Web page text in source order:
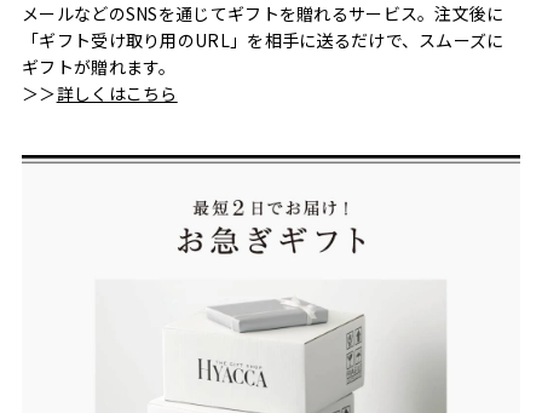
メールなどのSNSを通じてギフトを贈れるサービス。注文後に
「ギフト受け取り用のURL」を相手に送るだけで、スムーズに
ギフトが贈れます。
＞＞詳しくはこちら